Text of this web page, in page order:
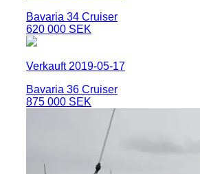
Bavaria 34 Cruiser
620 000 SEK
Verkauft 2019-05-17
Bavaria 36 Cruiser
875 000 SEK